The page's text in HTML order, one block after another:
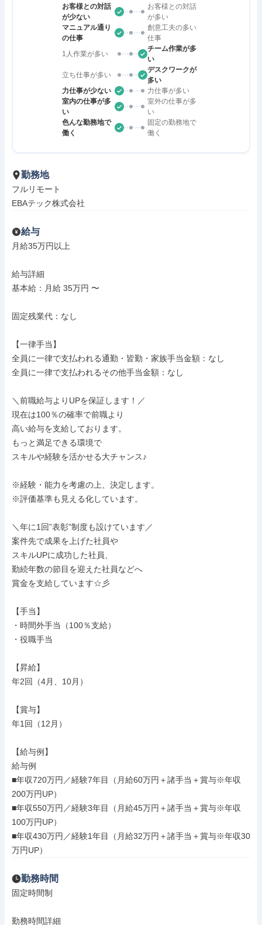
お客様との対話
が少ない
お客様との対話
が多い
マニュアル通り
の仕事
創意工夫の多い
仕事
1人作業が多い
チーム作業が多
い
立ち仕事が多い
デスクワークが
多い
力仕事が少ない
力仕事が多い
室内の仕事が多
い
室外の仕事が多
い
色んな勤務地で
働く
固定の勤務地で
働く
勤務地
フルリモート
EBAテック株式会社
給与
月給35万円以上
給与詳細
基本給：月給 35万円 〜
固定残業代：なし
【一律手当】
全員に一律で支払われる通勤・皆勤・家族手当金額：なし
全員に一律で支払われるその他手当金額：なし
＼前職給与よりUPを保証します！／
現在は100％の確率で前職より
高い給与を支給しております。
もっと満足できる環境で
スキルや経験を活かせる大チャンス♪
※経験・能力を考慮の上、決定します。
※評価基準も見える化しています。
＼年に1回”表彰”制度も設けています／
案件先で成果を上げた社員や
スキルUPに成功した社員、
勤続年数の節目を迎えた社員などへ
賞金を支給しています☆彡
【手当】
・時間外手当（100％支給）
・役職手当
【昇給】
年2回（4月、10月）
【賞与】
年1回（12月）
【給与例】
給与例
■年収720万円／経験7年目（月給60万円＋諸手当＋賞与※年収
200万円UP）
■年収550万円／経験3年目（月給45万円＋諸手当＋賞与※年収
100万円UP）
■年収430万円／経験1年目（月給32万円＋諸手当＋賞与※年収30
万円UP）
勤務時間
固定時間制
勤務時間詳細